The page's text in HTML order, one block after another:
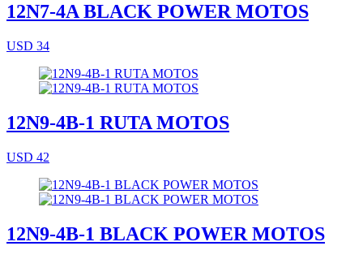
12N7-4A BLACK POWER MOTOS
USD 34
12N9-4B-1 RUTA MOTOS
USD 42
12N9-4B-1 BLACK POWER MOTOS